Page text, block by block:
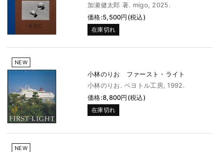
加瀬健太郎 著. migo, 2025.
価格:5,500円(税込)
在庫切れ
NEW
小林のりお ファースト・ライト
小林のりお. ペヨトル工房, 1992.
価格:8,800円(税込)
在庫切れ
NEW